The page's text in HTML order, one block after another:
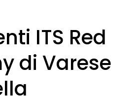
ITS Red
di Varese